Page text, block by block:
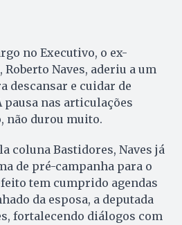
no Executivo, o ex-
Naves, aderiu a um
descansar e cuidar de
pausa nas articulações
não durou muito.
coluna Bastidores, Naves já
de pré-campanha para o
tem cumprido agendas
da esposa, a deputada
fortalecendo diálogos com